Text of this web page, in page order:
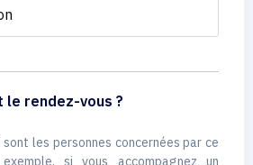
le rendez-vous ?
les personnes concernées par ce
si vous accompagnez un